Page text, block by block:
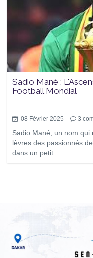
Sadio Mané :
Football Mondial
08 Février 2025 3
Sadio Mané, un nom qui
lèvres des passionnés
dans un petit ...